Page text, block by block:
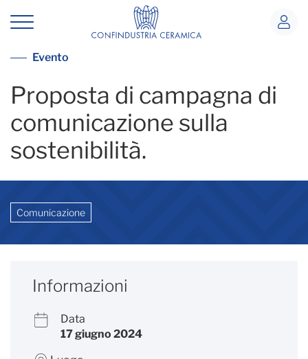
Campagna Sostenibilità
Vai alla lista eventi
Evento
Proposta di campagna di
comunicazione sulla
sostenibilità.
Comunicazione
Informazioni
Data
17 giugno 2024